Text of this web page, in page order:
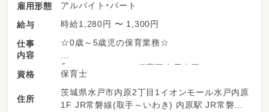
雇用形態
アルバイト・パート
給与
時給1,280円 〜 1,300円
仕事
内容
☆0歳～5歳児の保育業務☆
「イオンゆめみらい保育園水戸内原」
定員：19名
対象年齢：0歳児～未就学児まで
資格 保育士
住所
茨城県水戸市内原2丁目1イオンモール水戸内原
1F JR常磐線(取手～いわき) 内原駅 JR常磐